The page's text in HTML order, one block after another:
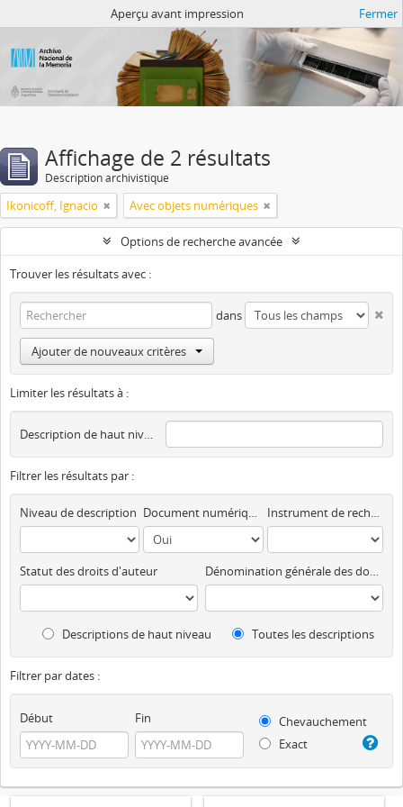
Aperçu avant impression Fermer
Affichage de 2 résultats
Description archivistique
Ikonicoff, Ignacio Avec objets numériques
Options de recherche avancée
Trouver les résultats avec :
dans
Ajouter de nouveaux critères
Limiter les résultats à :
Description de haut niveau
Filtrer les résultats par :
Niveau de description Document numérique disponible Instrument de recherche
Statut des droits d'auteur Dénomination générale des documents
Descriptions de haut niveau Toutes les descriptions
Filtrer par dates :
Début Fin
Chevauchement
Exact